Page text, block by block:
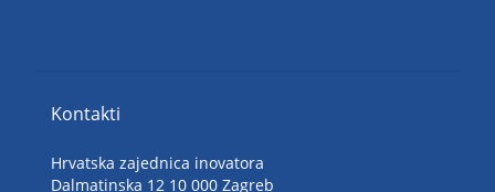
Kontakti
Hrvatska zajednica inovatora
Dalmatinska 12 10 000 Zagreb